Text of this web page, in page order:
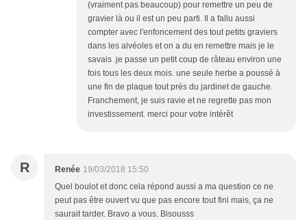
(vraiment pas beaucoup) pour remettre un peu de
gravier là ou il est un peu parti. Il a fallu aussi
compter avec l'enfoncement des tout petits graviers
dans les alvéoles et on a du en remettre mais je le
savais .je passe un petit coup de râteau environ une
fois tous les deux mois. une seule herbe a poussé à
une fin de plaque tout près du jardinet de gauche.
Franchement, je suis ravie et ne regrette pas mon
investissement. merci pour votre intérêt
R Renée 19/03/2018 15:50
Quel boulot et donc cela répond aussi a ma question ce ne
peut pas être ouvert vu que pas encore tout fini mais, ça ne
saurait tarder. Bravo a vous. Bisousss